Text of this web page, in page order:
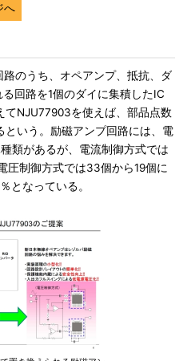
へ
のうち、オペアンプ、抵抗、ダ
回路を1個のダイに集積したIC
てNJU77903を使えば、部品点数
という。励磁アンプ回路には、電
類があるが、電流制御方式では
圧制御方式では33個から19個に
となっている。